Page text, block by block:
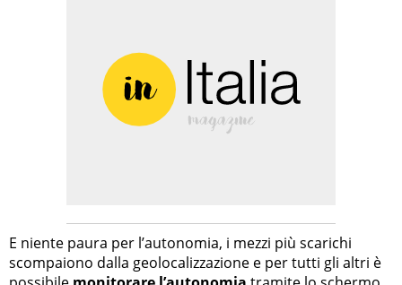
E niente paura per l’autonomia, i mezzi più scarichi
scompaiono dalla geolocalizzazione e per tutti gli altri è